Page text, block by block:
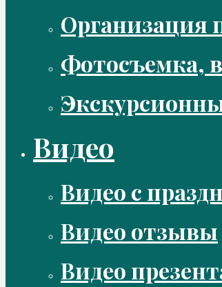
Организация
Фотосъемка,
Видео
Видео с
Видео отзывы
Видео